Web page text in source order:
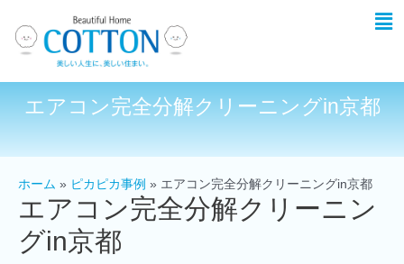
エアコン完全分解クリーニングin京都
ホーム ピカピカ事例 エアコン完全分解クリーニングin京都
エアコン完全分解クリーニン
グin京都